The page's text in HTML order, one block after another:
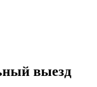
выезд